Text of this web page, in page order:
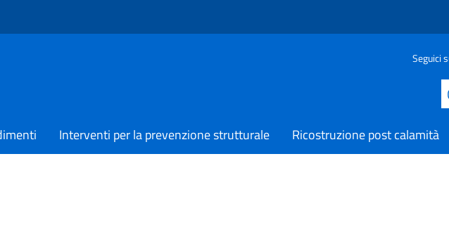
Seguici
Interventi per la prevenzione strutturale Ricostruzione post calamità